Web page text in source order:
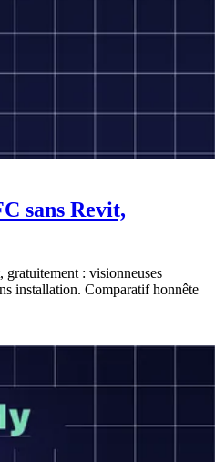
sans Revit,
: visionneuses
installation. Comparatif honnête